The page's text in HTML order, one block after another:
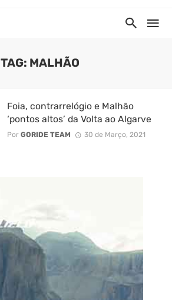
TAG: MALHÃO
Foia, contrarrelógio e Malhão
‘pontos altos’ da Volta ao Algarve
Por GORIDE TEAM 30 de Março, 2021